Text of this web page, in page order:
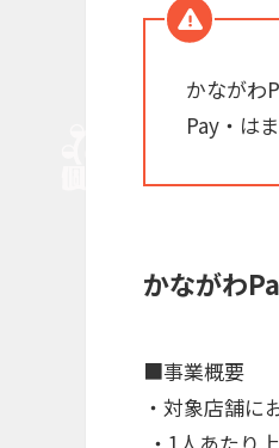
かながわ
Pay・は
かながわ
■事業概要
・対象店舗に